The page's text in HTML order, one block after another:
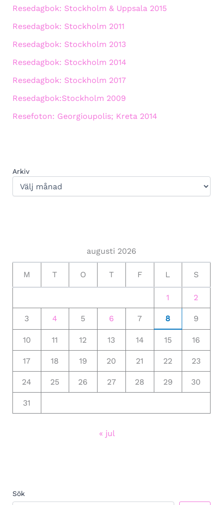
Resedagbok: Stockholm & Uppsala 2015
Resedagbok: Stockholm 2011
Resedagbok: Stockholm 2013
Resedagbok: Stockholm 2014
Resedagbok: Stockholm 2017
Resedagbok:Stockholm 2009
Resefoton: Georgioupolis; Kreta 2014
Arkiv
augusti 2026
M T O T F L S
1 2
3 4 5 6 7 8 9
10 11 12 13 14 15 16
17 18 19 20 21 22 23
24 25 26 27 28 29 30
31
« jul
Sök